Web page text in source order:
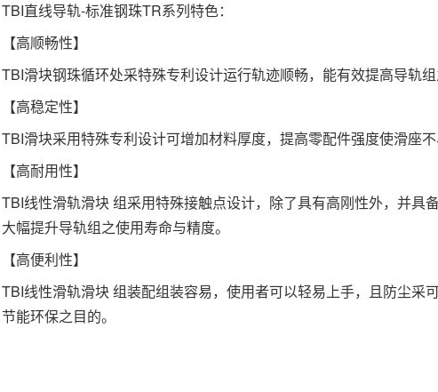
TBI直线导轨-标准钢珠TR系列特色：
【高顺畅性】
TBI滑块钢珠循环处采特殊专利设计运行轨迹顺畅，能有效提高导轨组
【高稳定性】
TBI滑块采用特殊专利设计可增加材料厚度，提高零配件强度使滑座不
【高耐用性】
TBI线性滑轨滑块 组采用特殊接触点设计，除了具有高刚性外，并具
大幅提升导轨组之使用寿命与精度。
【高便利性】
TBI线性滑轨滑块 组装配组装容易，使用者可以轻易上手，且防尘采
节能环保之目的。